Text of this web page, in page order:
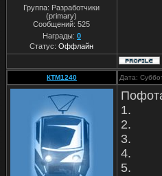
Группа: Разработчики
(primary)
Сообщений:525
Награды: 0
Статус:Оффлайн
КТМ1240 Дата:
1.
2.
3.
4.
5.